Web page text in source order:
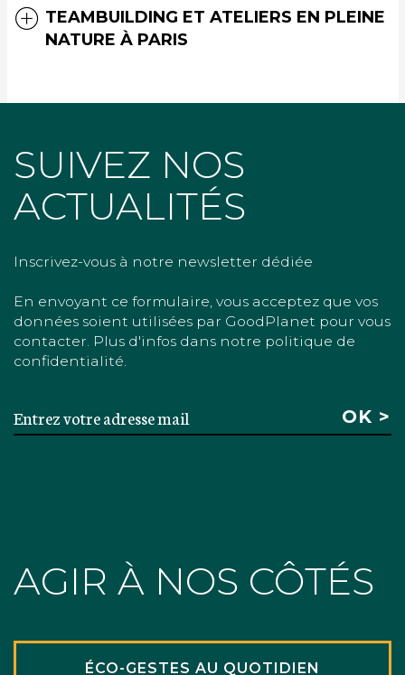
TEAMBUILDING ET ATELIERS EN PLEINE
NATURE À PARIS
SUIVEZ NOS
ACTUALITÉS
Inscrivez-vous à notre newsletter dédiée
En envoyant ce formulaire, vous acceptez que vos
données soient utilisées par GoodPlanet pour vous
contacter. Plus d'infos dans notre politique de
confidentialité.
AGIR À NOS CÔTÉS
ÉCO-GESTES AU QUOTIDIEN